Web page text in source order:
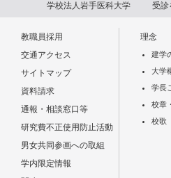
学校法人岩手医科大学 受診
教職員採用
交通アクセス
サイトマップ
資料請求
通報・相談窓口等
研究費不正使用防止活動
男女共同参画への取組
学内限定情報
理念
建学
大学
学長
校章
校歌